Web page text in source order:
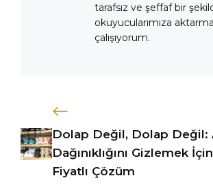
tarafsız ve şeffaf bir
okuyucularımıza
çalışıyorum.
Dolap Değil, Dolap Değil:
Dağınıklığını Gizlemek
Fiyatlı Çözüm